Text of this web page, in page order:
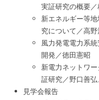
実証研究の概要
新エネルギー等
究について／高
風力発電電力系
開発／徳田憲昭
新電力ネットワ
証研究／野口善
見学会報告